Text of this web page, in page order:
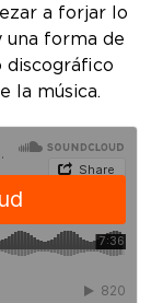
a forjar lo
una forma de
discográfico
la música.